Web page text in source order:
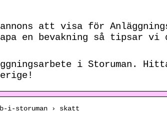
att visa för
en bevakning så tipsar vi
i Storuman.
i-storuman › skatt